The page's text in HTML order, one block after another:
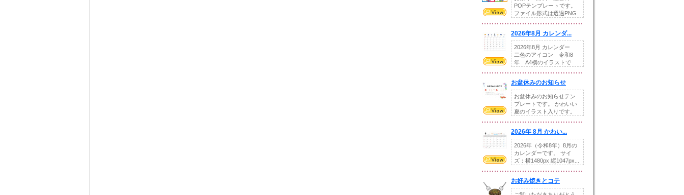
POPテンプレートです。
ファイル形式は透過PNG
2026年8月 カレンダ...
2026年8月 カレンダー
二色のアイコン 令和8
年 A4横のイラストで
お盆休みのお知らせ
お盆休みのお知らせテン
プレートです。 かわいい
夏のイラスト入りです。
2026年 8月 かわい...
2026年（令和8年）8月の
カレンダーです。 サイ
ズ：横1480px 縦1047px...
お好み焼きとコテ